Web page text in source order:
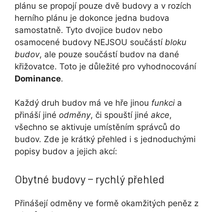
plánu se propojí pouze dvě budovy a v rozích
herního plánu je dokonce jedna budova
samostatně. Tyto dvojice budov nebo
osamocené budovy NEJSOU součástí bloku
budov, ale pouze součástí budov na dané
křižovatce. Toto je důležité pro vyhodnocování
Dominance.
Každý druh budov má ve hře jinou funkci a
přináší jiné odměny, či spouští jiné akce,
všechno se aktivuje umístěním správců do
budov. Zde je krátký přehled i s jednoduchými
popisy budov a jejich akcí:
Obytné budovy – rychlý přehled
Přinášejí odměny ve formě okamžitých peněz z